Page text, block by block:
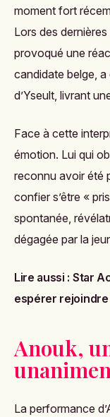
moment fort
Lors des
provoqué une
candidate belge, a
d’Yseult, livrant
Face à cette
émotion. Lui qui
reconnu avoir été
confier s’être «
spontanée,
dégagée par la
Lire aussi : Star
espérer
Anouk,
La performance